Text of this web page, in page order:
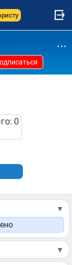
...
0
▼
▼